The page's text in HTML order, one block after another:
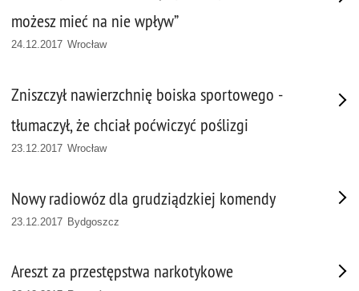
możesz mieć na nie wpływ”
24.12.2017 Wrocław
Zniszczył nawierzchnię boiska sportowego -
tłumaczył, że chciał poćwiczyć poślizgi
23.12.2017 Wrocław
Nowy radiowóz dla grudziądzkiej komendy
23.12.2017 Bydgoszcz
Areszt za przestępstwa narkotykowe